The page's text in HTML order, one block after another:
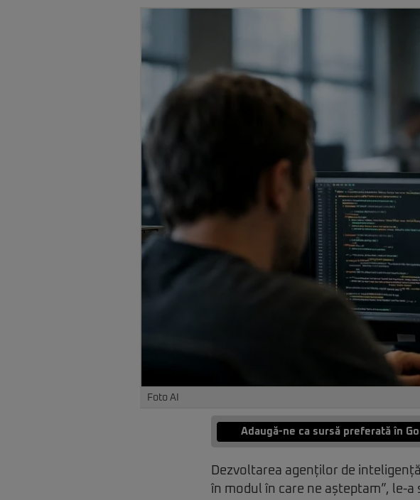
Foto AI
Adaugă-ne ca sursă preferată în
Dezvoltarea agenților de
în modul în care ne așteptam”, le-